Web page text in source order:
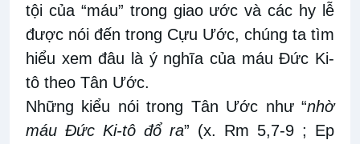
tội của “máu” trong giao ước và các hy lễ
được nói đến trong Cựu Ước, chúng ta tìm
hiểu xem đâu là ý nghĩa của máu Đức Ki-
tô theo Tân Ước.
Những kiểu nói trong Tân Ước như “nhờ
máu Đức Ki-tô đổ ra” (x. Rm 5,7-9 ; Ep